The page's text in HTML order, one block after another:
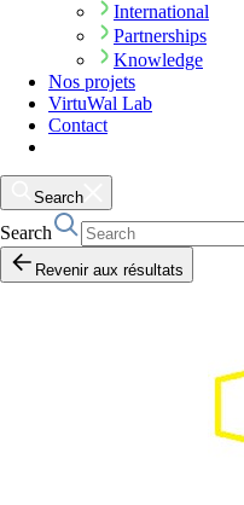
International
Partnerships
Knowledge
Nos projets
VirtuWal Lab
Contact
Search
Search
Revenir aux résultats